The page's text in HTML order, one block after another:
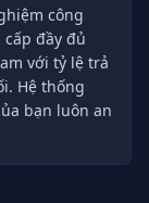
công
đầy đủ
với tỷ lệ trả
Hệ thống
bạn luôn an